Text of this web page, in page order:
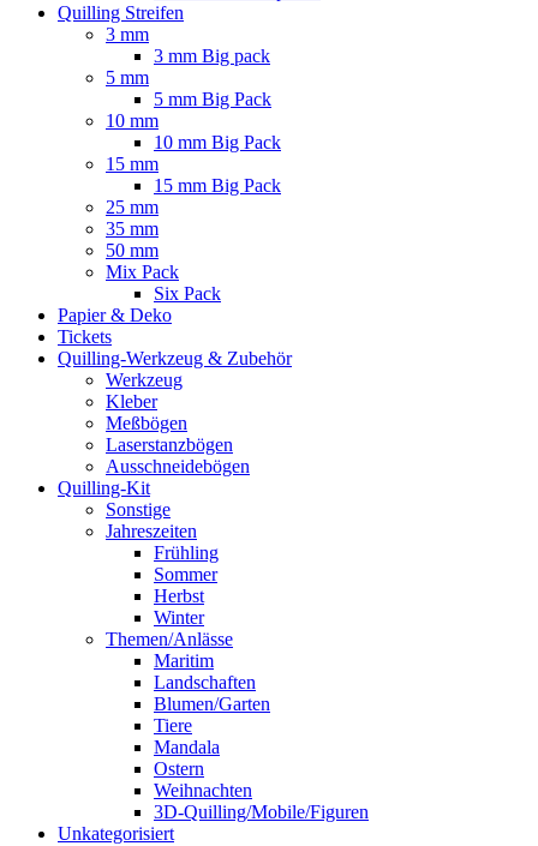
Quilling Streifen
3 mm
3 mm Big pack
5 mm
5 mm Big Pack
10 mm
10 mm Big Pack
15 mm
15 mm Big Pack
25 mm
35 mm
50 mm
Mix Pack
Six Pack
Papier & Deko
Tickets
Quilling-Werkzeug & Zubehör
Werkzeug
Kleber
Meßbögen
Laserstanzbögen
Ausschneidebögen
Quilling-Kit
Sonstige
Jahreszeiten
Frühling
Sommer
Herbst
Winter
Themen/Anlässe
Maritim
Landschaften
Blumen/Garten
Tiere
Mandala
Ostern
Weihnachten
3D-Quilling/Mobile/Figuren
Unkategorisiert